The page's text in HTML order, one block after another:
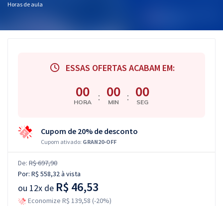
Conteúdo gratuito
Atendimento
Horas de aula
ESSAS OFERTAS ACABAM EM:
00
HORA : 00
MIN : 00
SEG
Cupom de 20% de desconto
Cupom ativado: GRAN20-OFF
De: R$ 697,90
Por: R$ 558,32à vista
ou 12x de R$ 46,53
Economize R$ 139,58 (-20%)